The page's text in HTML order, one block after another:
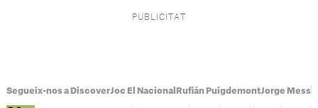
Segueix-nos a DiscoverJoc El Nacional Rufián PuigdemontJorge Messi